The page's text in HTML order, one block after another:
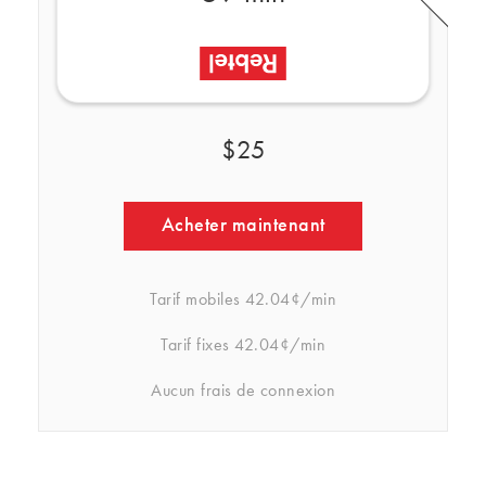
$25
Acheter maintenant
Tarif mobiles 42.04¢/min
Tarif fixes 42.04¢/min
Aucun frais de connexion